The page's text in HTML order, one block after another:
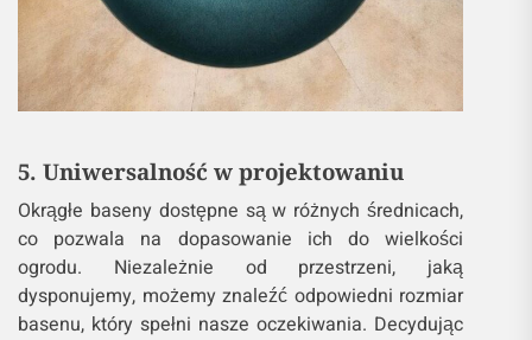
5. Uniwersalność w projektowaniu
Okrągłe baseny dostępne są w różnych średnicach,
co pozwala na dopasowanie ich do wielkości
ogrodu. Niezależnie od przestrzeni, jaką
dysponujemy, możemy znaleźć odpowiedni rozmiar
basenu, który spełni nasze oczekiwania. Decydując